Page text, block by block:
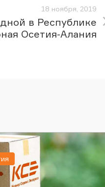
18 ноября, 2019
в Республике
Осетия-Алания